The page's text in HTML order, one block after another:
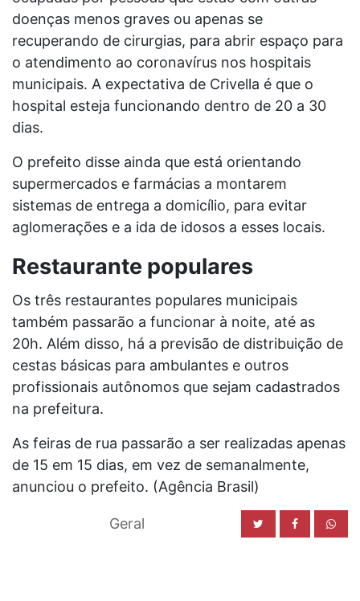
doenças menos graves ou apenas se
recuperando de cirurgias, para abrir espaço para
o atendimento ao coronavírus nos hospitais
municipais. A expectativa de Crivella é que o
hospital esteja funcionando dentro de 20 a 30
dias.
O prefeito disse ainda que está orientando
supermercados e farmácias a montarem
sistemas de entrega a domicílio, para evitar
aglomerações e a ida de idosos a esses locais.
Restaurante populares
Os três restaurantes populares municipais
também passarão a funcionar à noite, até as
20h. Além disso, há a previsão de distribuição de
cestas básicas para ambulantes e outros
profissionais autônomos que sejam cadastrados
na prefeitura.
As feiras de rua passarão a ser realizadas apenas
de 15 em 15 dias, em vez de semanalmente,
anunciou o prefeito. (Agência Brasil)
Geral